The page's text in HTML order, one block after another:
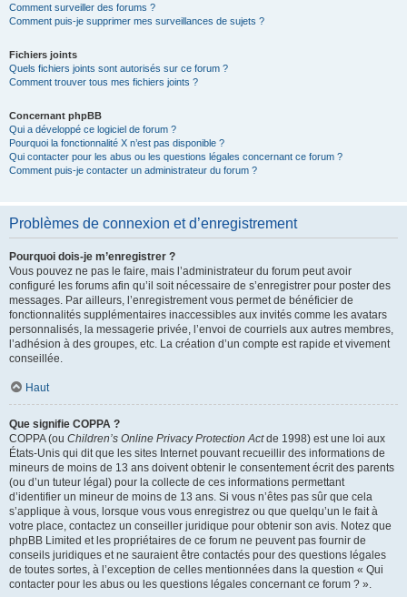
Comment surveiller des forums ?
Comment puis-je supprimer mes surveillances de sujets ?
Fichiers joints
Quels fichiers joints sont autorisés sur ce forum ?
Comment trouver tous mes fichiers joints ?
Concernant phpBB
Qui a développé ce logiciel de forum ?
Pourquoi la fonctionnalité X n’est pas disponible ?
Qui contacter pour les abus ou les questions légales concernant ce forum ?
Comment puis-je contacter un administrateur du forum ?
Problèmes de connexion et d’enregistrement
Pourquoi dois-je m’enregistrer ?
Vous pouvez ne pas le faire, mais l’administrateur du forum peut avoir
configuré les forums afin qu’il soit nécessaire de s’enregistrer pour poster des
messages. Par ailleurs, l’enregistrement vous permet de bénéficier de
fonctionnalités supplémentaires inaccessibles aux invités comme les avatars
personnalisés, la messagerie privée, l’envoi de courriels aux autres membres,
l’adhésion à des groupes, etc. La création d’un compte est rapide et vivement
conseillée.
Haut
Que signifie COPPA ?
COPPA (ou Children’s Online Privacy Protection Actde 1998) est une loi aux
États-Unis qui dit que les sites Internet pouvant recueillir des informations de
mineurs de moins de 13 ans doivent obtenir le consentement écrit des parents
(ou d’un tuteur légal) pour la collecte de ces informations permettant
d’identifier un mineur de moins de 13 ans. Si vous n’êtes pas sûr que cela
s’applique à vous, lorsque vous vous enregistrez ou que quelqu’un le fait à
votre place, contactez un conseiller juridique pour obtenir son avis. Notez que
phpBB Limited et les propriétaires de ce forum ne peuvent pas fournir de
conseils juridiques et ne sauraient être contactés pour des questions légales
de toutes sortes, à l’exception de celles mentionnées dans la question « Qui
contacter pour les abus ou les questions légales concernant ce forum ? ».